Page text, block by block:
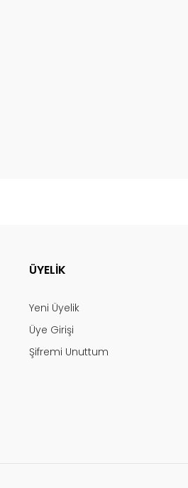
ÜYELİK
Yeni Üyelik
Üye Girişi
Şifremi Unuttum